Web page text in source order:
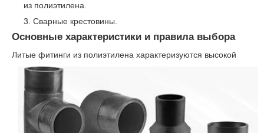
из полиэтилена.
Сварные крестовины.
Основные характеристики и правила выбора
Литые фитинги из полиэтилена характеризуются высокой